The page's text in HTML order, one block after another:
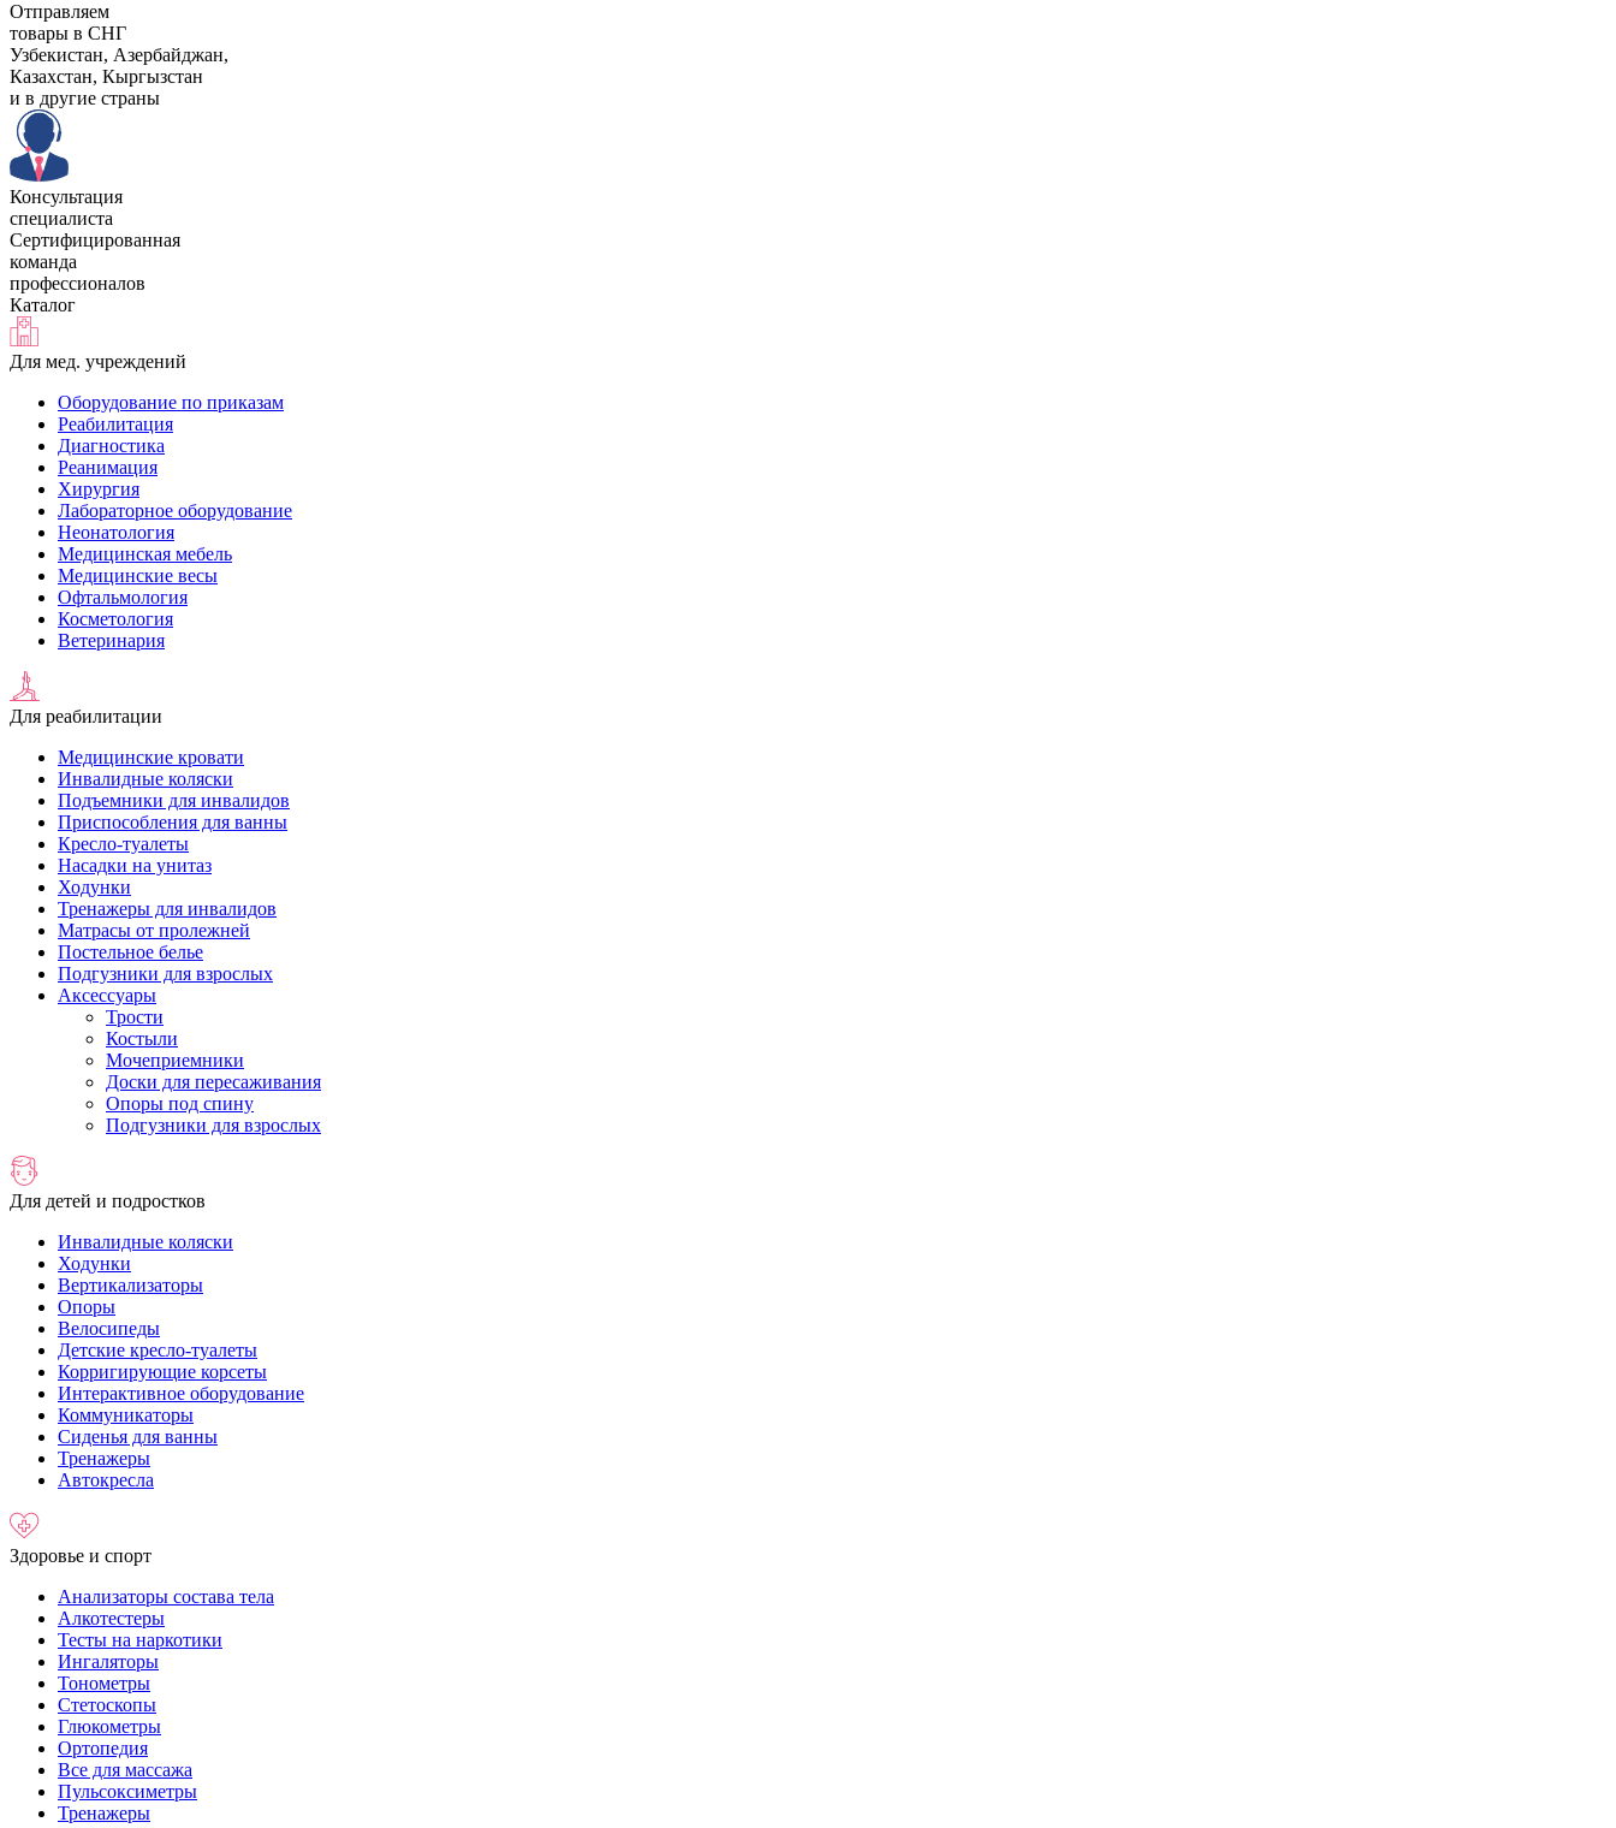
Отправляем
товары в СНГ
Узбекистан, Aзербайджан,
Казахстан, Кыргызстан
и в другие страны
Консультация
специалиста
Сертифицированная
команда
профессионалов
Каталог
Для мед. учреждений
Оборудование по приказам
Реабилитация
Диагностика
Реанимация
Хирургия
Лабораторное оборудование
Неонатология
Медицинская мебель
Медицинские весы
Офтальмология
Косметология
Ветеринария
Для реабилитации
Медицинские кровати
Инвалидные коляски
Подъемники для инвалидов
Приспособления для ванны
Кресло-туалеты
Насадки на унитаз
Ходунки
Тренажеры для инвалидов
Матрасы от пролежней
Постельное белье
Подгузники для взрослых
Аксессуары
Трости
Костыли
Мочеприемники
Доски для пересаживания
Опоры под спину
Подгузники для взрослых
Для детей и подростков
Инвалидные коляски
Ходунки
Вертикализаторы
Опоры
Велосипеды
Детские кресло-туалеты
Корригирующие корсеты
Интерактивное оборудование
Коммуникаторы
Сиденья для ванны
Тренажеры
Автокресла
Здоровье и спорт
Анализаторы состава тела
Алкотестеры
Тесты на наркотики
Ингаляторы
Тонометры
Стетоскопы
Глюкометры
Ортопедия
Все для массажа
Пульсоксиметры
Тренажеры